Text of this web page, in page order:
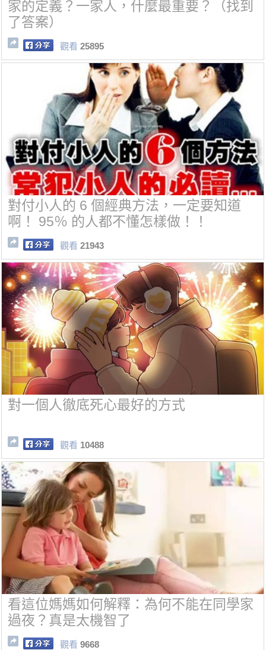
家的定義？一家人，什麼最重要？（找到
了答案）
觀看 25895
對付小人的 6 個經典方法，一定要知道
啊！ 95％ 的人都不懂怎樣做！！
觀看 21943
對一個人徹底死心最好的方式
觀看 10488
看這位媽媽如何解釋：為何不能在同學家
過夜？真是太機智了
觀看 9668